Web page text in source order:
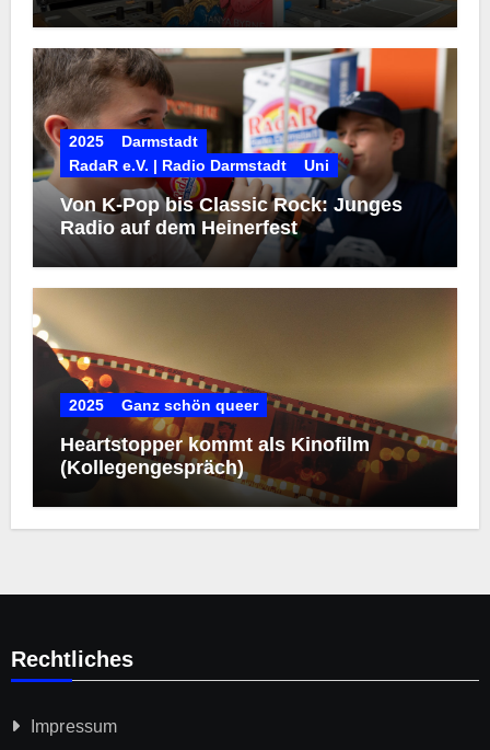
2025
Darmstadt
RadaR e.V. | Radio Darmstadt
Uni
Von K-Pop bis Classic Rock: Junges
Radio auf dem Heinerfest
2025 Ganz schön queer
Heartstopper kommt als Kinofilm
(Kollegengespräch)
Rechtliches
Impressum